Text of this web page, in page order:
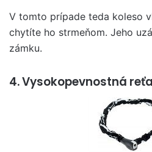
V tomto prípade teda koleso
chytíte ho strmeňom. Jeho
zámku.
4. Vysokopevnostná